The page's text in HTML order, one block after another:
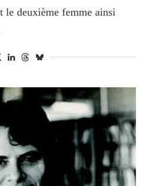
le deuxième femme ainsi